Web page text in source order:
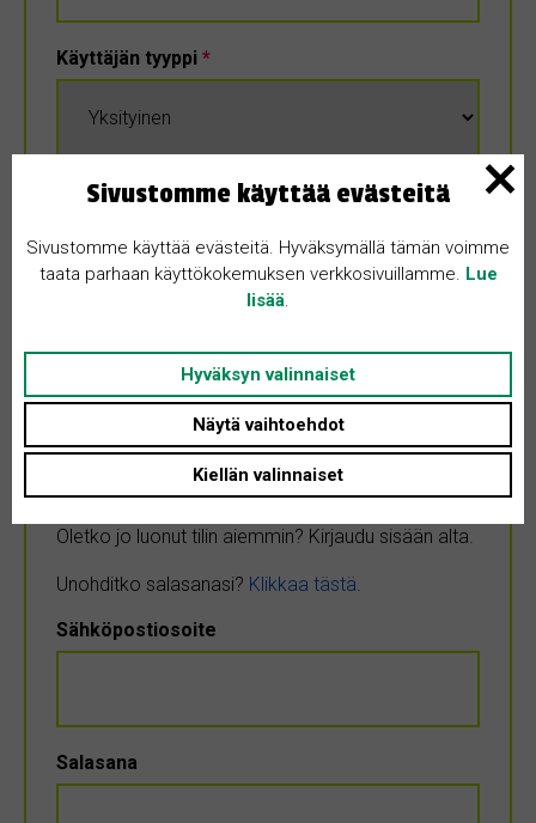
Kirjaudu sisään
Oletko jo luonut tilin aiemmin? Kirjaudu sisään alta.
Unohditko salasanasi? Klikkaa tästä.
Sähköpostiosoite
Salasana
Käyttäjän tyyppi *
Hyväksynkäyttöehdot *
Sivustomme käyttää evästeitä
Sivustomme käyttää evästeitä. Hyväksymällä tämän voimme
taata parhaan käyttökokemuksen verkkosivuillamme. Lue
lisää.
Hyväksyn valinnaiset
Näytä vaihtoehdot
Kiellän valinnaiset